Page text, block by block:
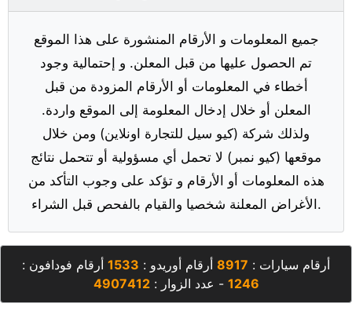
جميع المعلومات و الأرقام المنشورة على هذا الموقع
تم الحصول عليها من قبل المعلن. و إحتمالية وجود
أخطاء في المعلومات أو الأرقام المزودة من قبل
المعلن أو خلال إدخال المعلومة إلى الموقع واردة.
ولذلك شركة (كيو سيل للتجارة اونلاين) ومن خلال
موقعها (كيو نمبر) لا تحمل أي مسؤولية أو تتحمل نتائج
هذه المعلومات أو الأرقام و تؤكد على وجوب التأكد من
الأغراض المعلنة شخصيا والقيام بالفحص قبل الشراء.
أرقام سيارات : 8917 أرقام أوريدو : 1533 أرقام فودافون :
1246 - عدد الزوار :4907412